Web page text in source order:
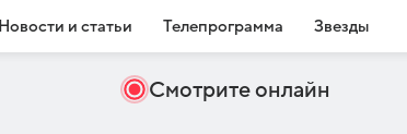
Новости и статьи Телепрограмма Звезды
Смотрите онлайн